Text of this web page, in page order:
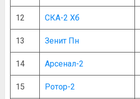
12 СКА-2 Хб
13 Зенит Пн
14 Арсенал-2
15 Ротор-2